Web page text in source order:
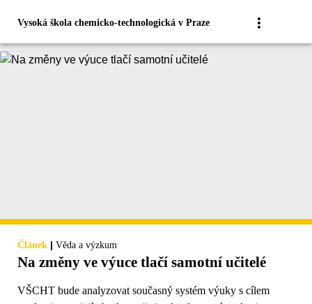
Vysoká škola chemicko-technologická v Praze
Článek | Věda a výzkum
Na změny ve výuce tlačí samotní učitelé
VŠCHT bude analyzovat současný systém výuky s cílem